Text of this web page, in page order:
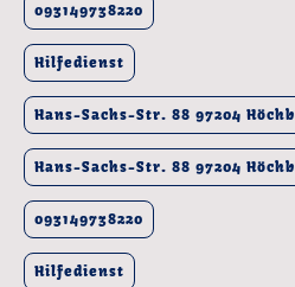
093149738220
Hilfedienst
Hans-Sachs-Str. 88 97204
Hans-Sachs-Str. 88 97204
093149738220
Hilfedienst